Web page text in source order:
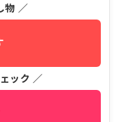
物 ／
ック ／